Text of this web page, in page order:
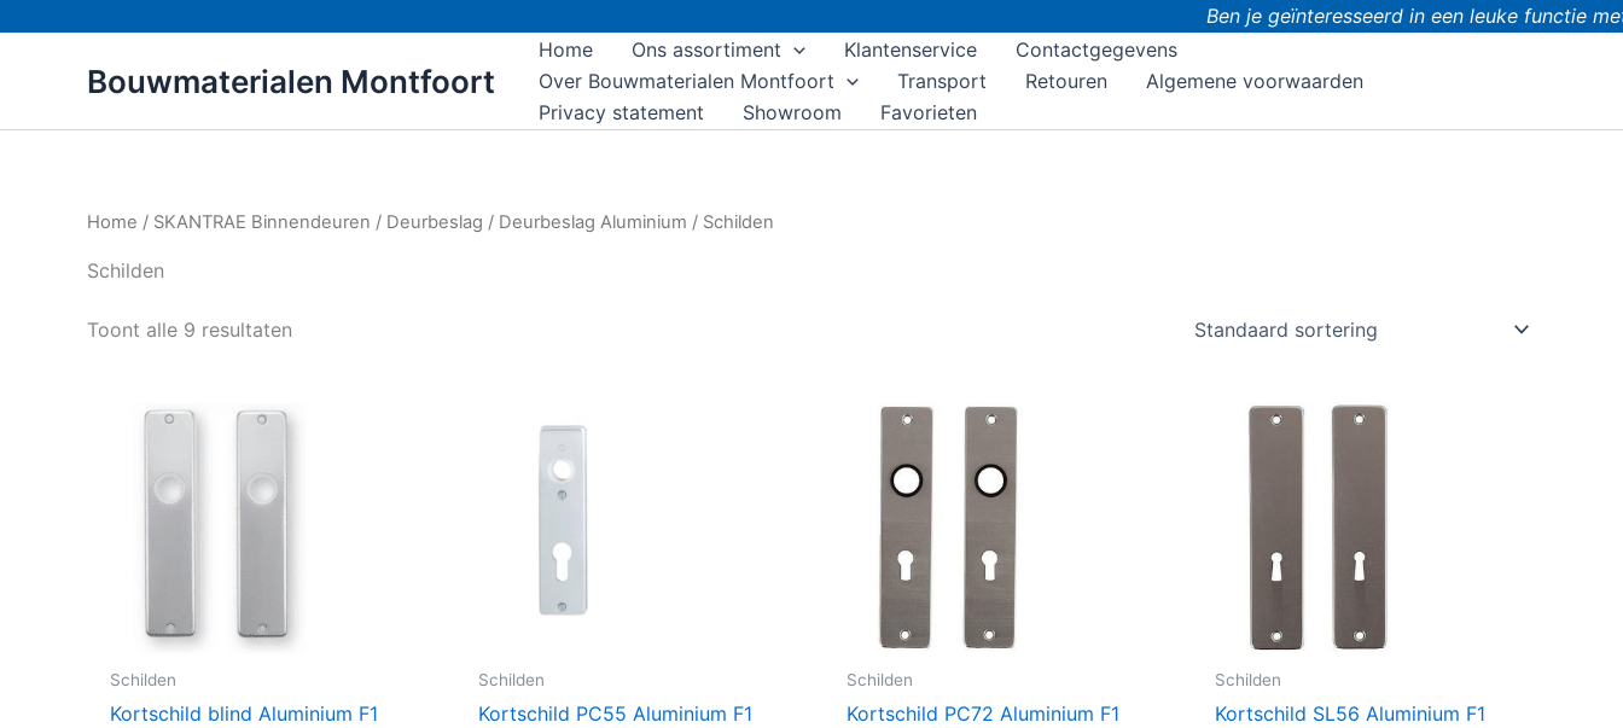
Ben je geïnteresseerd in een leuke functie
Bouwmaterialen Montfoort
Home Ons assortiment Klantenservice
Contactgegevens
Over Bouwmaterialen Montfoort
Transport Retouren
Algemene voorwaarden
Privacy statement
Showroom Favorieten
Home / SKANTRAE Binnendeuren / Deurbeslag / Deurbeslag Aluminium / Schilden
Schilden
Toont alle 9 resultaten
Schilden
Kortschild blind Aluminium F1
Schilden
Kortschild PC55 Aluminium F1
Schilden
Kortschild PC72 Aluminium F1
Schilden
Kortschild SL56 Aluminium F1